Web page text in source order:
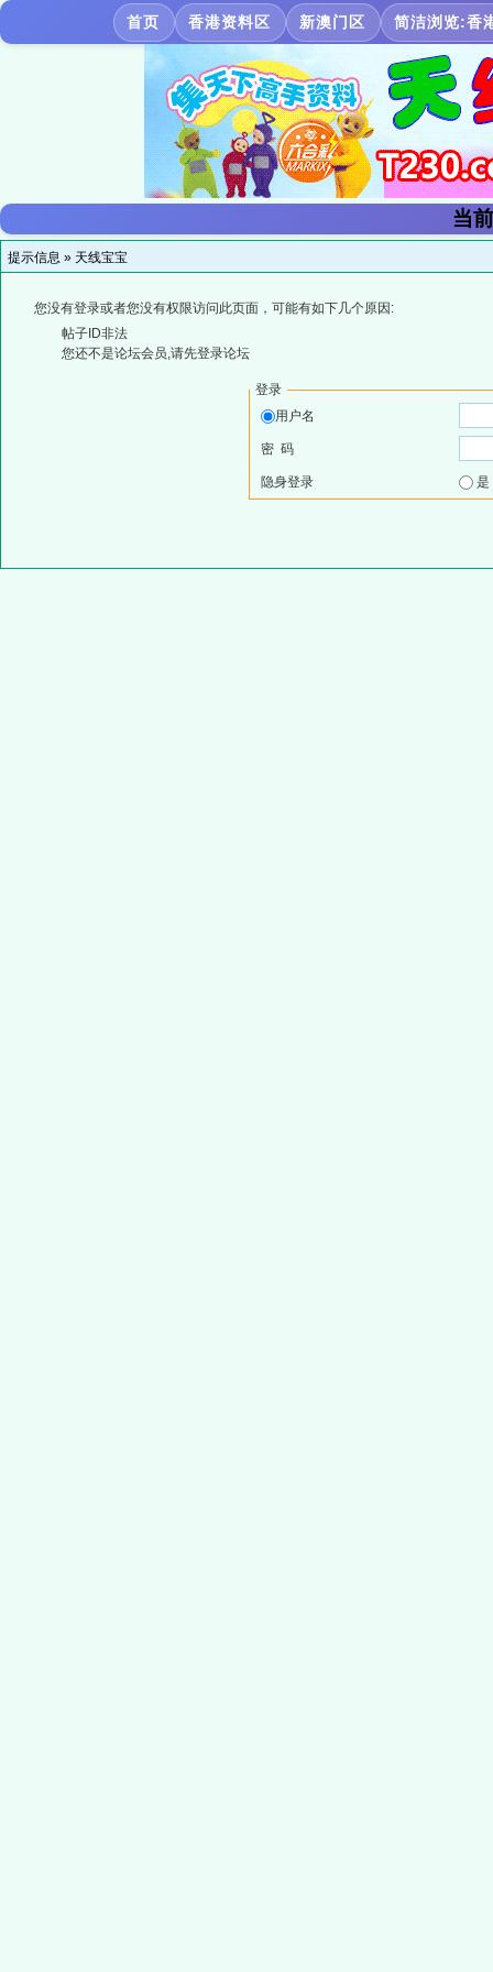
首页 香港资料区 新澳门区 简洁浏览:香
当
提示信息 » 天线宝宝
您没有登录或者您没有权限访问此页面，可能有如下几个原因:
帖子ID非法
您还不是论坛会员,请先登录论坛
登录
用户名
密 码
隐身登录